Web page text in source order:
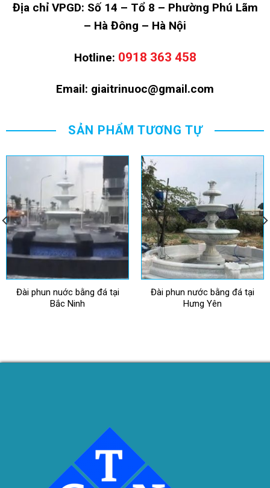
Địa chỉ VPGD: Số 14 – Tổ 8 – Phường Phú Lãm
– Hà Đông – Hà Nội
Hotline: 0918 363 458
Email: giaitrinuoc@gmail.com
SẢN PHẨM TƯƠNG TỰ
Đài phun nuớc bằng đá tại
Bắc Ninh
Đài phun nước bằng đá tại
Hưng Yên